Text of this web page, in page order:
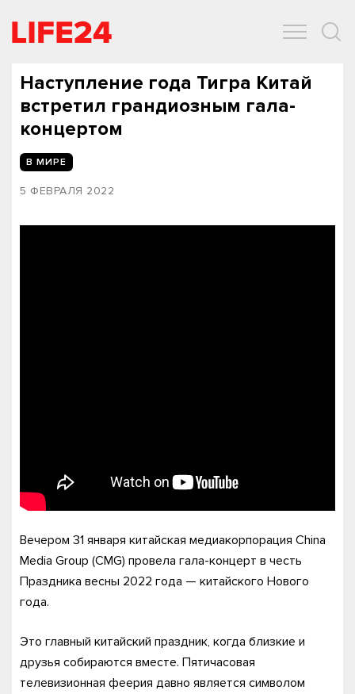
Наступление года Тигра Китай
встретил грандиозным гала-
концертом
В МИРЕ
5 ФЕВРАЛЯ 2022
Вечером 31 января китайская медиакорпорация China
Media Group (CMG) провела гала-концерт в честь
Праздника весны 2022 года — китайского Нового
года.
Это главный китайский праздник, когда близкие и
друзья собираются вместе. Пятичасовая
телевизионная феерия давно является символом